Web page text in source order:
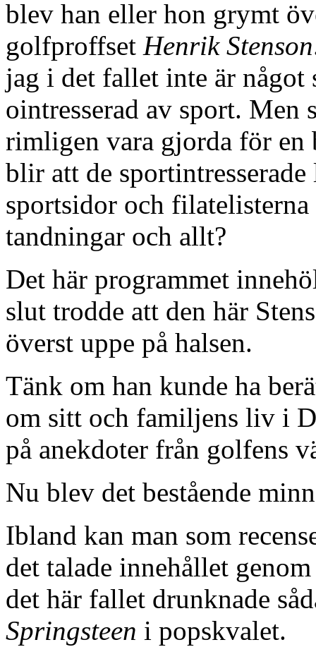
blev han eller hon grymt
golfproffset Henrik Stenson
jag i det fallet inte är något
ointresserad av sport. Men
rimligen vara gjorda för en
blir att de
sportsidor och
tandningar och allt?
Det här programmet
slut trodde att den här
överst uppe på halsen.
Tänk om han kunde ha
om sitt och familjens liv i
på anekdoter från golfens
Nu blev det bestående
Ibland kan man som
det talade innehållet
det här fallet drunknade
Springsteen i popskvalet.